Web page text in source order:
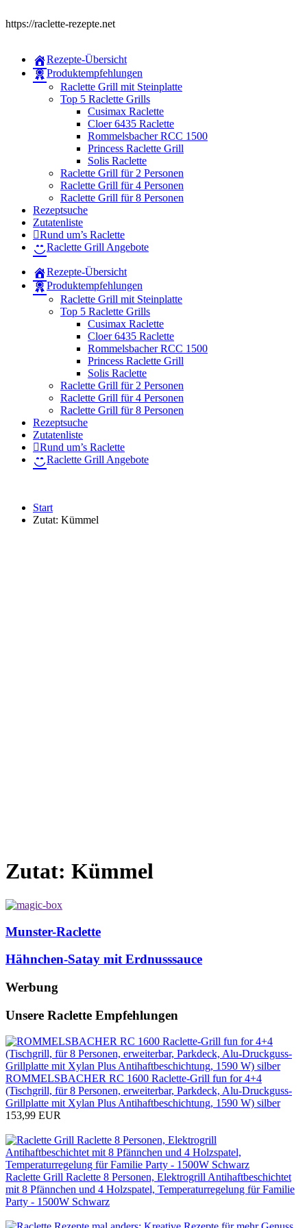
https://raclette-rezepte.net
Rezepte-Übersicht
Produktempfehlungen
Raclette Grill mit Steinplatte
Top 5 Raclette Grills
Cusimax Raclette
Cloer 6435 Raclette
Rommelsbacher RCC 1500
Princess Raclette Grill
Solis Raclette
Raclette Grill für 2 Personen
Raclette Grill für 4 Personen
Raclette Grill für 8 Personen
Rezeptsuche
Zutatenliste
Rund um’s Raclette
Raclette Grill Angebote
Rezepte-Übersicht
Produktempfehlungen
Raclette Grill mit Steinplatte
Top 5 Raclette Grills
Cusimax Raclette
Cloer 6435 Raclette
Rommelsbacher RCC 1500
Princess Raclette Grill
Solis Raclette
Raclette Grill für 2 Personen
Raclette Grill für 4 Personen
Raclette Grill für 8 Personen
Rezeptsuche
Zutatenliste
Rund um’s Raclette
Raclette Grill Angebote
Start
Zutat: Kümmel
Zutat: Kümmel
Munster-Raclette
Hähnchen-Satay mit Erdnusssauce
Werbung
Unsere Raclette Empfehlungen
ROMMELSBACHER RC 1600 Raclette-Grill fun for 4+4
(Tischgrill, für 8 Personen, erweiterbar, Parkdeck, Alu-Druckguss-
Grillplatte mit Xylan Plus Antihaftbeschichtung, 1590 W) silber
153,99 EUR
Raclette Grill Raclette 8 Personen, Elektrogrill Antihaftbeschichtet
mit 8 Pfännchen und 4 Holzspatel, Temperaturregelung für Familie
Party - 1500W Schwarz